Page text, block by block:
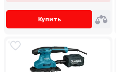
Купить